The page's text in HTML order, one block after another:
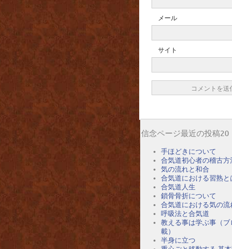
メール
サイト
信念ページ最近の投稿20
手ほどきについて
合気道初心者の稽古方
気の流れと和合
合気道における習熟と
合気道人生
鎖骨骨折について
合気道における気の流
呼吸法と合気道
教える事は学ぶ事（ブ
載）
半身に立つ